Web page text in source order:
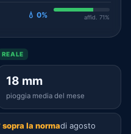
💧 0% affid. 71%
REALE
18 mm
pioggia media del mese
sopra la normadi agosto